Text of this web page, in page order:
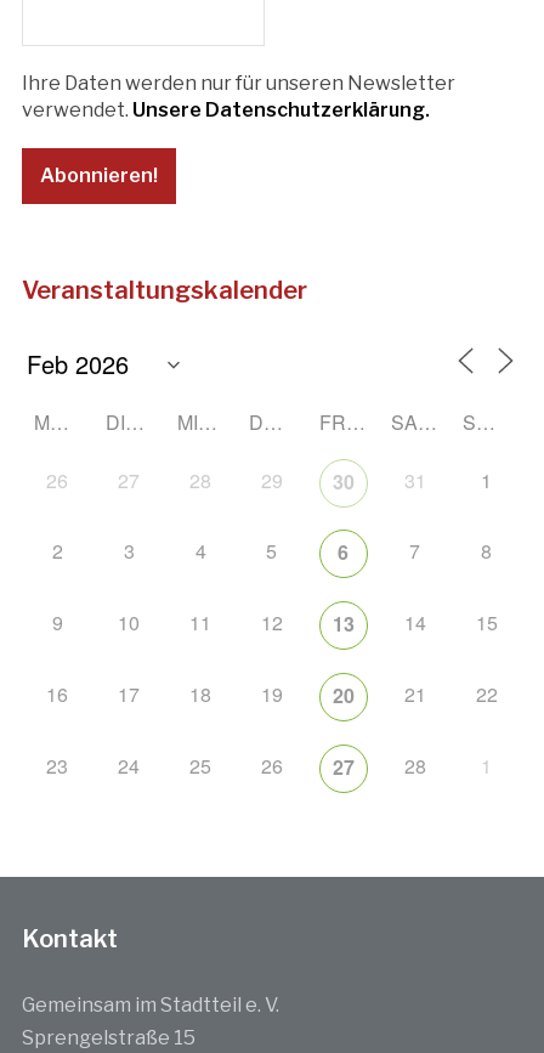
Ihre Daten werden nur für unseren Newsletter
verwendet. Unsere Datenschutzerklärung.
Veranstaltungskalender
MONTAG DIENSTAG MITTWOCH DONNERSTAG FREITAG SAMSTAG SONNTAG
26 27 28 29 30 31 1
2 3 4 5 6 7 8
9 10 11 12 13 14 15
16 17 18 19 20 21 22
23 24 25 26 27 28 1
Kontakt
Gemeinsam im Stadtteil e. V.
Sprengelstraße 15